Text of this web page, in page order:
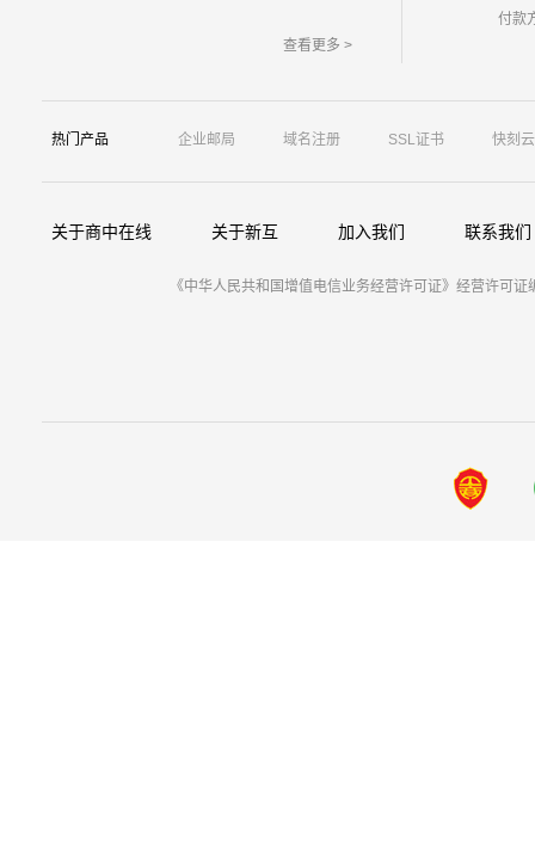
查看更多 >
付款
热门产品 企业邮局 域名注册 SSL证书 快刻云
关于商中在线 关于新互 加入我们 联系我们
《中华人民共和国增值电信业务经营许可证》经营许可